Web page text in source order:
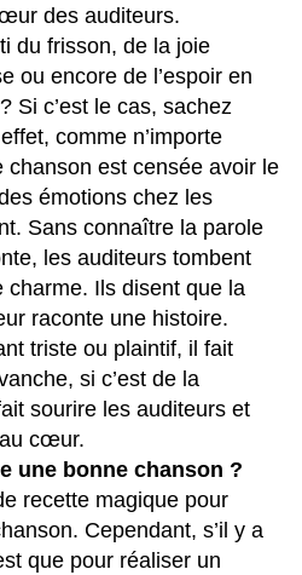
des auditeurs.
du frisson, de la joie
ou encore de l’espoir en
Si c’est le cas, sachez
comme n’importe
est censée avoir le
émotions chez les
Sans connaître la parole
les auditeurs tombent
charme. Ils disent que la
raconte une histoire.
triste ou plaintif, il fait
si c’est de la
sourire les auditeurs et
cœur.
une bonne chanson ?
recette magique pour
Cependant, s’il y a
que pour réaliser un